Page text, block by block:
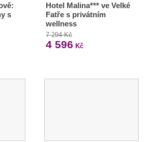
s
Hotel Malina*** ve Velké
Fatře s privátním
wellness
7 294 Kč
4 596 Kč